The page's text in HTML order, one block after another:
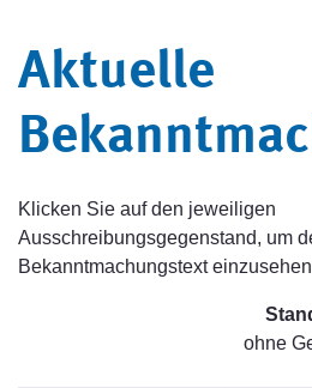
Aktuelle
Klicken Sie auf den jeweiligen
Ausschreibungsgegenstand, um
Bekanntmachungstext
ohne